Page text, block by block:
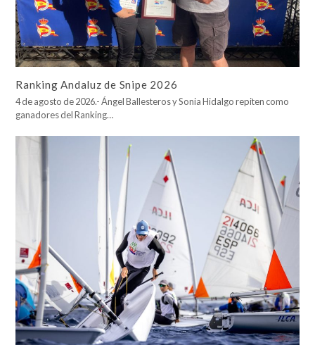
Ranking Andaluz de Snipe 2026
4 de agosto de 2026.- Ángel Ballesteros y Sonia Hidalgo repiten como
ganadores del Ranking…